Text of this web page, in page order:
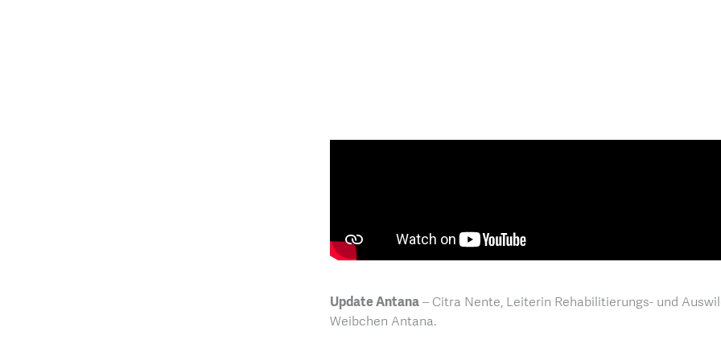
Update Antana– Citra Nente, Leiterin Rehabilitierungs- und
Weibchen Antana.